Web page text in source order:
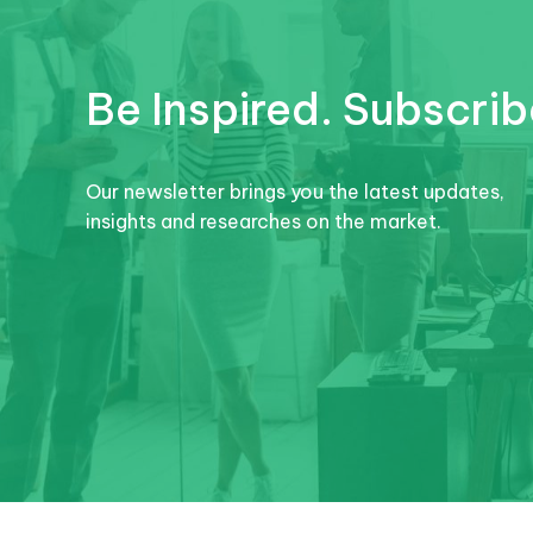
Be Inspired.
Our newsletter brings you the latest updates,
insights and researches on the market.